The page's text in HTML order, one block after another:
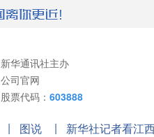
新华通讯社主办
公司官网
股票代码： 603888
图说 新华社记者看江